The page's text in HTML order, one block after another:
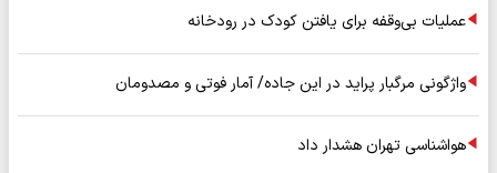
عملیات بی‌وقفه برای یافتن کودک در رودخانه
واژگونی مرگبار پراید در این جاده/ آمار فوتی و مصدومان
هواشناسی تهران هشدار داد